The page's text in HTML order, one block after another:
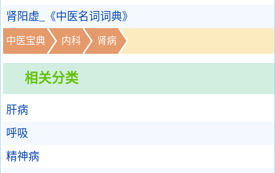
肾阳虚_《中医名词词典》
中医宝典 内科 肾病
相关分类
肝病
呼吸
精神病